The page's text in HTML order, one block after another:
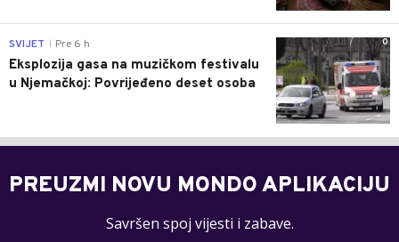
0
SVIJET Pre 6 h
Eksplozija gasa na muzičkom festivalu
u Njemačkoj: Povrijeđeno deset osoba
PREUZMI NOVU MONDO APLIKACIJU
Savršen spoj vijesti i zabave.